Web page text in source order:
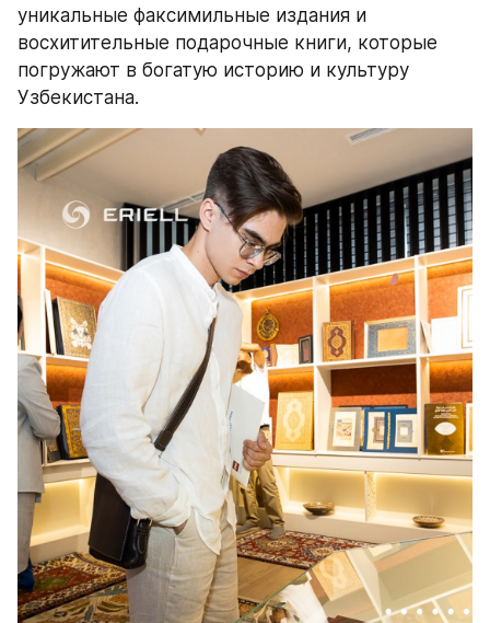
уникальные факсимильные издания и
восхитительные подарочные книги, которые
погружают в богатую историю и культуру
Узбекистана.